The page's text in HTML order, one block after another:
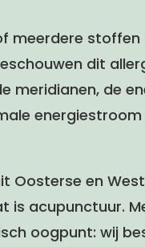
meerdere stoffen
dit
meridianen, de
Oosterse en
is acupunctuur.
oogpunt: wij